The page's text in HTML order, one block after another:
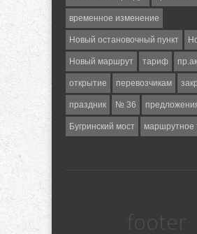
временное изменение
Новый остановочный пункт
Новый маршрут тариф пр.ак.
открытие перевозчикам
праздник № 36
Бугринский мост маршрутное
footer